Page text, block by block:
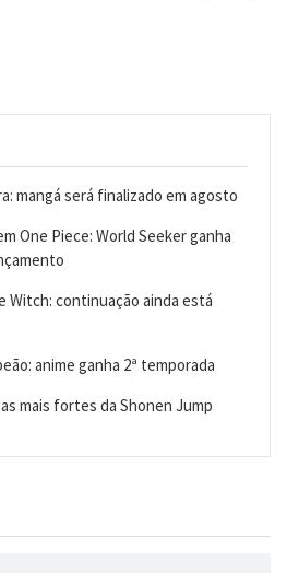
mangá será finalizado em agosto
One Piece: World Seeker ganha
Witch: continuação ainda está
anime ganha 2ª temporada
mais fortes da Shonen Jump